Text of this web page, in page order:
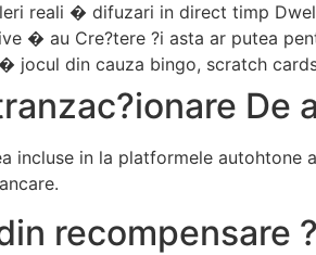
reali � difuzari in direct timp
� au Cre?tere ?i asta ar putea
jocul din cauza bingo, scratch
De
incluse in la platformele
recompensare